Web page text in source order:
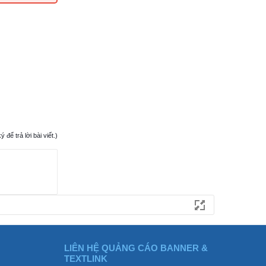
để trả lời bài viết.)
LIÊN HỆ QUẢNG CÁO BANNER &
TEXTLINK